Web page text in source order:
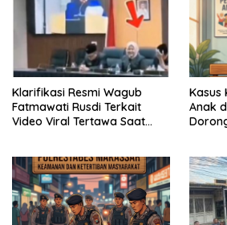
Klarifikasi Resmi Wagub
Fatmawati Rusdi Terkait
Video Viral Tertawa Saat
Kasus
Anak